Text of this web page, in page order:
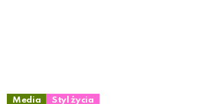
Media Styl życia